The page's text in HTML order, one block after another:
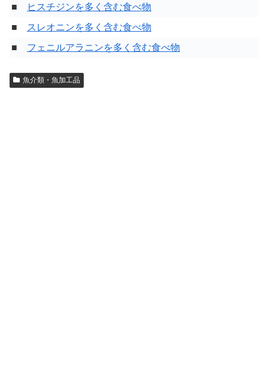
■
ヒスチジンを多く含む食べ物
■
スレオニンを多く含む食べ物
■ フェニルアラニンを多く含む食べ物
魚介類・魚加工品